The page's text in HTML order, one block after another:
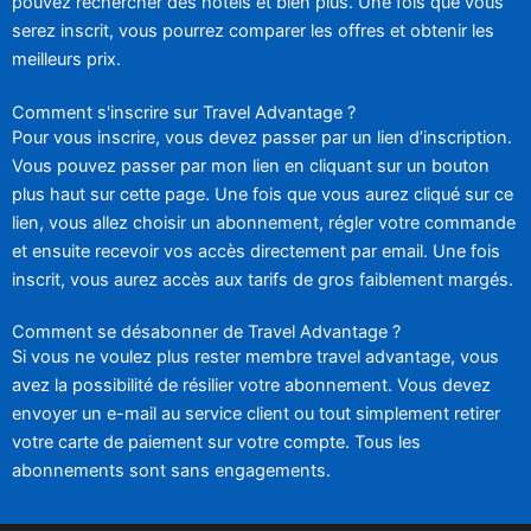
serez inscrit, vous pourrez comparer les offres et obtenir les
meilleurs prix.
Comment s'inscrire sur Travel Advantage ?
Pour vous inscrire, vous devez passer par un lien d’inscription.
Vous pouvez passer par mon lien en cliquant sur un bouton
plus haut sur cette page. Une fois que vous aurez cliqué sur ce
lien, vous allez choisir un abonnement, régler votre commande
et ensuite recevoir vos accès directement par email. Une fois
inscrit, vous aurez accès aux tarifs de gros faiblement margés.
Comment se désabonner de Travel Advantage ?
Si vous ne voulez plus rester membre travel advantage, vous
avez la possibilité de résilier votre abonnement. Vous devez
envoyer un e-mail au service client ou tout simplement retirer
votre carte de paiement sur votre compte. Tous les
abonnements sont sans engagements.